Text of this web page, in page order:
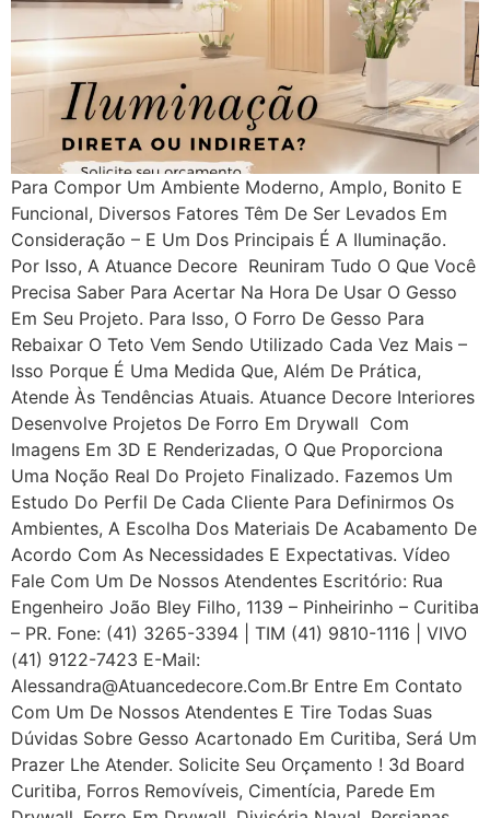
Para Compor Um Ambiente Moderno, Amplo, Bonito E
Funcional, Diversos Fatores Têm De Ser Levados Em
Consideração – E Um Dos Principais É A Iluminação.
Por Isso, A Atuance Decore Reuniram Tudo O Que Você
Precisa Saber Para Acertar Na Hora De Usar O Gesso
Em Seu Projeto. Para Isso, O Forro De Gesso Para
Rebaixar O Teto Vem Sendo Utilizado Cada Vez Mais –
Isso Porque É Uma Medida Que, Além De Prática,
Atende Às Tendências Atuais. Atuance Decore Interiores
Desenvolve Projetos De Forro Em Drywall Com
Imagens Em 3D E Renderizadas, O Que Proporciona
Uma Noção Real Do Projeto Finalizado. Fazemos Um
Estudo Do Perfil De Cada Cliente Para Definirmos Os
Ambientes, A Escolha Dos Materiais De Acabamento De
Acordo Com As Necessidades E Expectativas. Vídeo
Fale Com Um De Nossos Atendentes Escritório: Rua
Engenheiro João Bley Filho, 1139 – Pinheirinho – Curitiba
– PR. Fone: (41) 3265-3394 | TIM (41) 9810-1116 | VIVO
(41) 9122-7423 E-Mail:
Alessandra@atuancedecore.com.br Entre Em Contato
Com Um De Nossos Atendentes E Tire Todas Suas
Dúvidas Sobre Gesso Acartonado Em Curitiba, Será Um
Prazer Lhe Atender. Solicite Seu Orçamento ! 3d Board
Curitiba, Forros Removíveis, Cimentícia, Parede Em